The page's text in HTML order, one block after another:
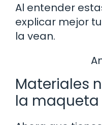
Al entender
explicar mejor
la vean.
Materiales
la maqueta